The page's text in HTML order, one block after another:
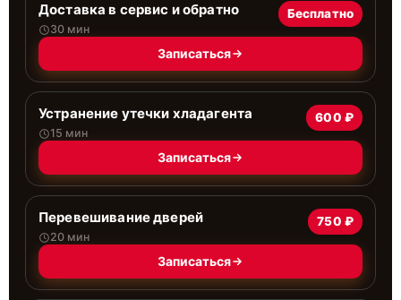
Доставка в сервис и обратно
30 мин
Бесплатно
Записаться
Устранение утечки хладагента
15 мин
600 ₽
Записаться
Перевешивание дверей
20 мин
750 ₽
Записаться